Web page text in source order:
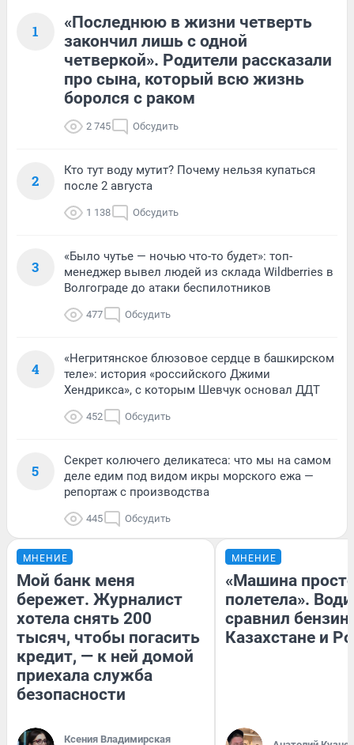
1
«Последнюю в жизни четверть
закончил лишь с одной
четверкой». Родители рассказали
про сына, который всю жизнь
боролся с раком
2 745 Обсудить
2
Кто тут воду мутит? Почему нельзя купаться
после 2 августа
1 138 Обсудить
3
«Было чутье — ночью что-то будет»: топ-
менеджер вывел людей из склада Wildberries в
Волгограде до атаки беспилотников
477 Обсудить
4
«Негритянское блюзовое сердце в башкирском
теле»: история «российского Джими
Хендрикса», с которым Шевчук основал ДДТ
452 Обсудить
5
Секрет колючего деликатеса: что мы на самом
деле едим под видом икры морского ежа —
репортаж с производства
445 Обсудить
МНЕНИЕ
Мой банк меня
бережет. Журналист
хотела снять 200
тысяч, чтобы погасить
кредит, — к ней домой
приехала служба
безопасности
Ксения Владимирская
МНЕНИЕ
«Машина
полетела».
сравнил бензин
Казахстане и